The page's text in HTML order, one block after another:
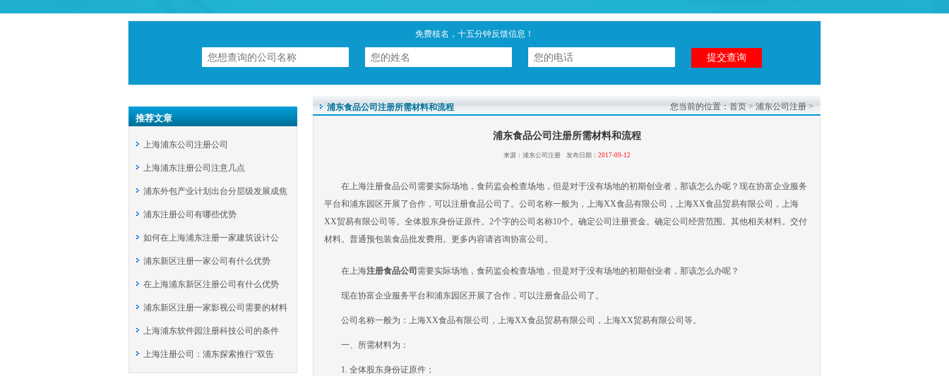
免费核名，十五分钟反馈信息！
推荐文章
上海浦东公司注册公司
上海浦东注册公司注意几点
浦东外包产业计划出台分层级发展成焦
点
浦东注册公司有哪些优势
如何在上海浦东注册一家建筑设计公
司？
浦东新区注册一家公司有什么优势
在上海浦东新区注册公司有什么优势
浦东新区注册一家影视公司需要的材料
上海浦东软件园注册科技公司的条件
上海注册公司：浦东探索推行“双告
浦东食品公司注册所需材料和流程 您当前的位置： 首页 > 浦东公司注册 >
浦东食品公司注册所需材料和流程
来源：浦东公司注册 发布日期： 2017-09-12
在上海注册食品公司需要实际场地，食药监会检查场地，但是对于没有场地的初期创业者，那该怎么办呢？现在协富企业服务
平台和浦东园区开展了合作，可以注册食品公司了。公司名称一般为，上海XX食品有限公司，上海XX食品贸易有限公司，上海
XX贸易有限公司等。全体股东身份证原件。2个字的公司名称10个。确定公司注册资金。确定公司经营范围。其他相关材料。交付
材料。普通预包装食品批发费用。更多内容请咨询协富公司。
在上海注册食品公司 需要实际场地，食药监会检查场地，但是对于没有场地的初期创业者，那该怎么办呢？
现在协富企业服务平台和浦东园区开展了合作，可以注册食品公司了。
公司名称一般为：上海XX食品有限公司，上海XX食品贸易有限公司，上海XX贸易有限公司等。
一、所需材料为：
1. 全体股东身份证原件；